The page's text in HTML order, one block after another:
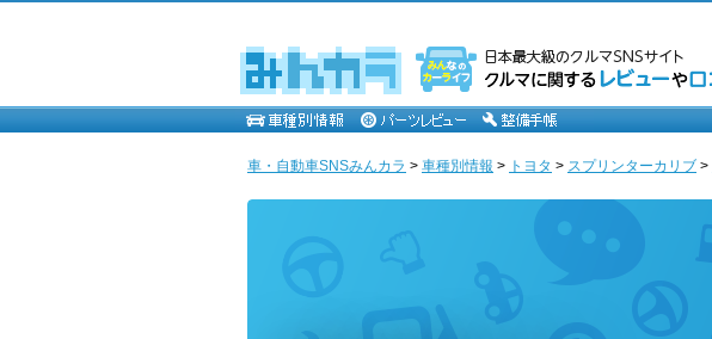
車・自動車SNSみんカラ > 車種別情報 > トヨタ > スプリンターカリブ >